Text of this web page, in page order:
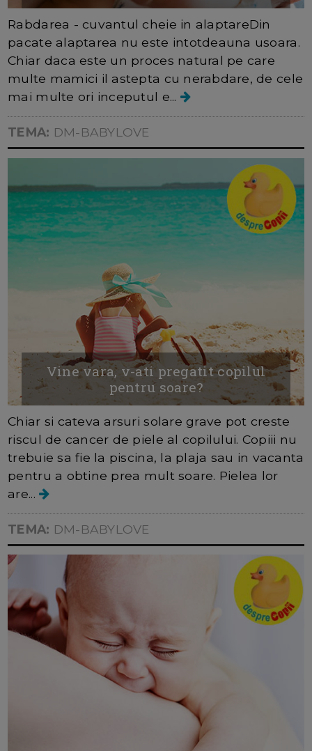
Rabdarea - cuvantul cheie in alaptareDin
pacate alaptarea nu este intotdeauna usoara.
Chiar daca este un proces natural pe care
multe mamici il astepta cu nerabdare, de cele
mai multe ori inceputul e...
TEMA: DM-BABYLOVE
Vine vara, v-ati pregatit copilul
pentru soare?
Chiar si cateva arsuri solare grave pot creste
riscul de cancer de piele al copilului. Copiii nu
trebuie sa fie la piscina, la plaja sau in vacanta
pentru a obtine prea mult soare. Pielea lor
are...
TEMA: DM-BABYLOVE